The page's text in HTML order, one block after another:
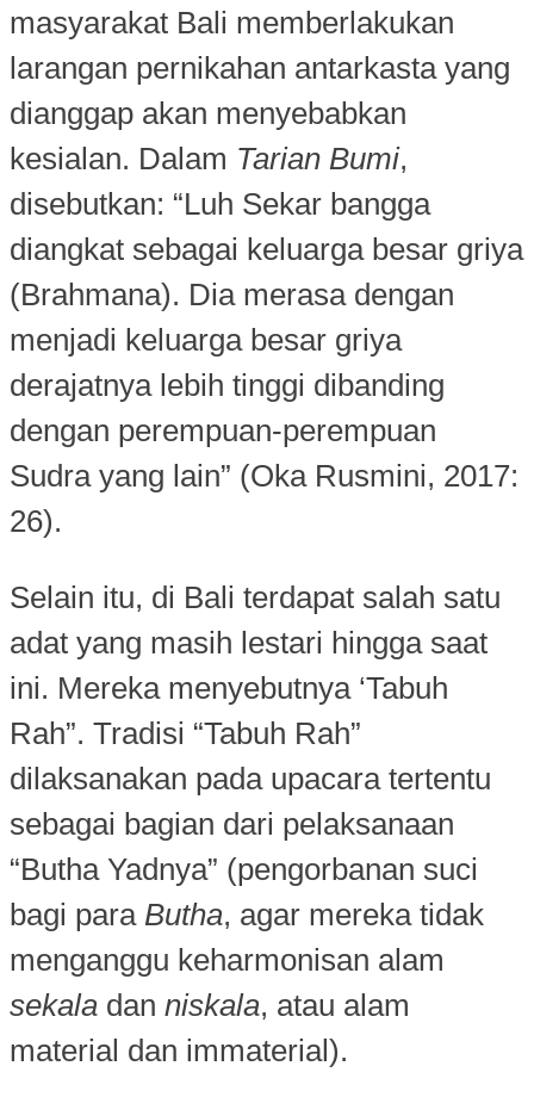
masyarakat Bali memberlakukan
larangan pernikahan antarkasta yang
dianggap akan menyebabkan
kesialan. Dalam Tarian Bumi,
disebutkan: “Luh Sekar bangga
diangkat sebagai keluarga besar griya
(Brahmana). Dia merasa dengan
menjadi keluarga besar griya
derajatnya lebih tinggi dibanding
dengan perempuan-perempuan
Sudra yang lain” (Oka Rusmini, 2017:
26).
Selain itu, di Bali terdapat salah satu
adat yang masih lestari hingga saat
ini. Mereka menyebutnya ‘Tabuh
Rah”. Tradisi “Tabuh Rah”
dilaksanakan pada upacara tertentu
sebagai bagian dari pelaksanaan
“Butha Yadnya” (pengorbanan suci
bagi para Butha, agar mereka tidak
menganggu keharmonisan alam
sekala dan niskala, atau alam
material dan immaterial).